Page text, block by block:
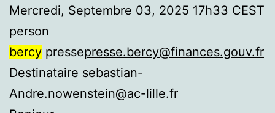
Mercredi, Septembre 03, 2025 17h33 CEST
person
bercy pressepresse.bercy@finances.gouv.fr
Destinataire sebastian-
Andre.nowenstein@ac-lille.fr